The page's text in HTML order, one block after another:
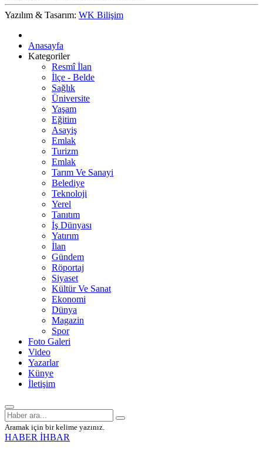
Yazılım & Tasarım: WK Bilişim
Anasayfa
Kategoriler
Resmî İlan
İlçe - Belde
Sağlık
Üniversite
Yaşam
Eğitim
Asayiş
Emlak
Turizm
Emlak
Tarım Ve Sanayi
Belediye
Teknoloji
Yerel
Tanıtım
İş Dünyası
Yatırım
İlan
Gündem
Röportaj
Siyaset
Kültür Ve Sanat
Ekonomi
Dünya
Magazin
Spor
Foto Galeri
Video
Yazarlar
Künye
İletişim
Aramak için bir kelime yazınız.
HABER İHBAR